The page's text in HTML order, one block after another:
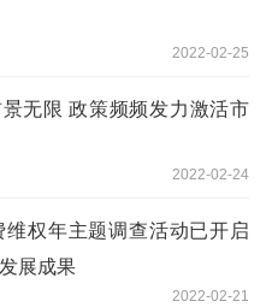
2022-02-25
无限 政策频频发力激活市
2022-02-24
维权年主题调查活动已开启
展成果
2022-02-21